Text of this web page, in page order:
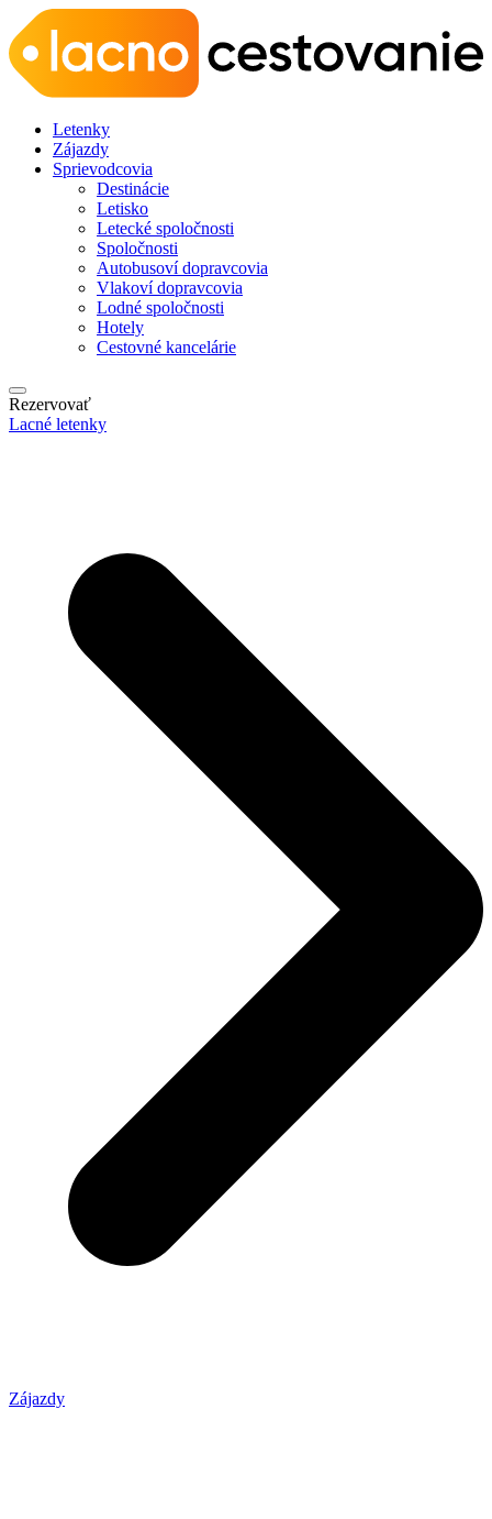
Letenky
Zájazdy
Sprievodcovia
Destinácie
Letisko
Letecké spoločnosti
Spoločnosti
Autobusoví dopravcovia
Vlakoví dopravcovia
Lodné spoločnosti
Hotely
Cestovné kancelárie
Rezervovať
Lacné letenky
Zájazdy